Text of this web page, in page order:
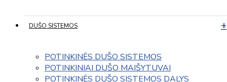
DUŠO SISTEMOS
POTINKINĖS DUŠO SISTEMOS
POTINKINIAI DUŠO MAIŠYTUVAI
POTINKINĖS DUŠO SISTEMOS DALYS